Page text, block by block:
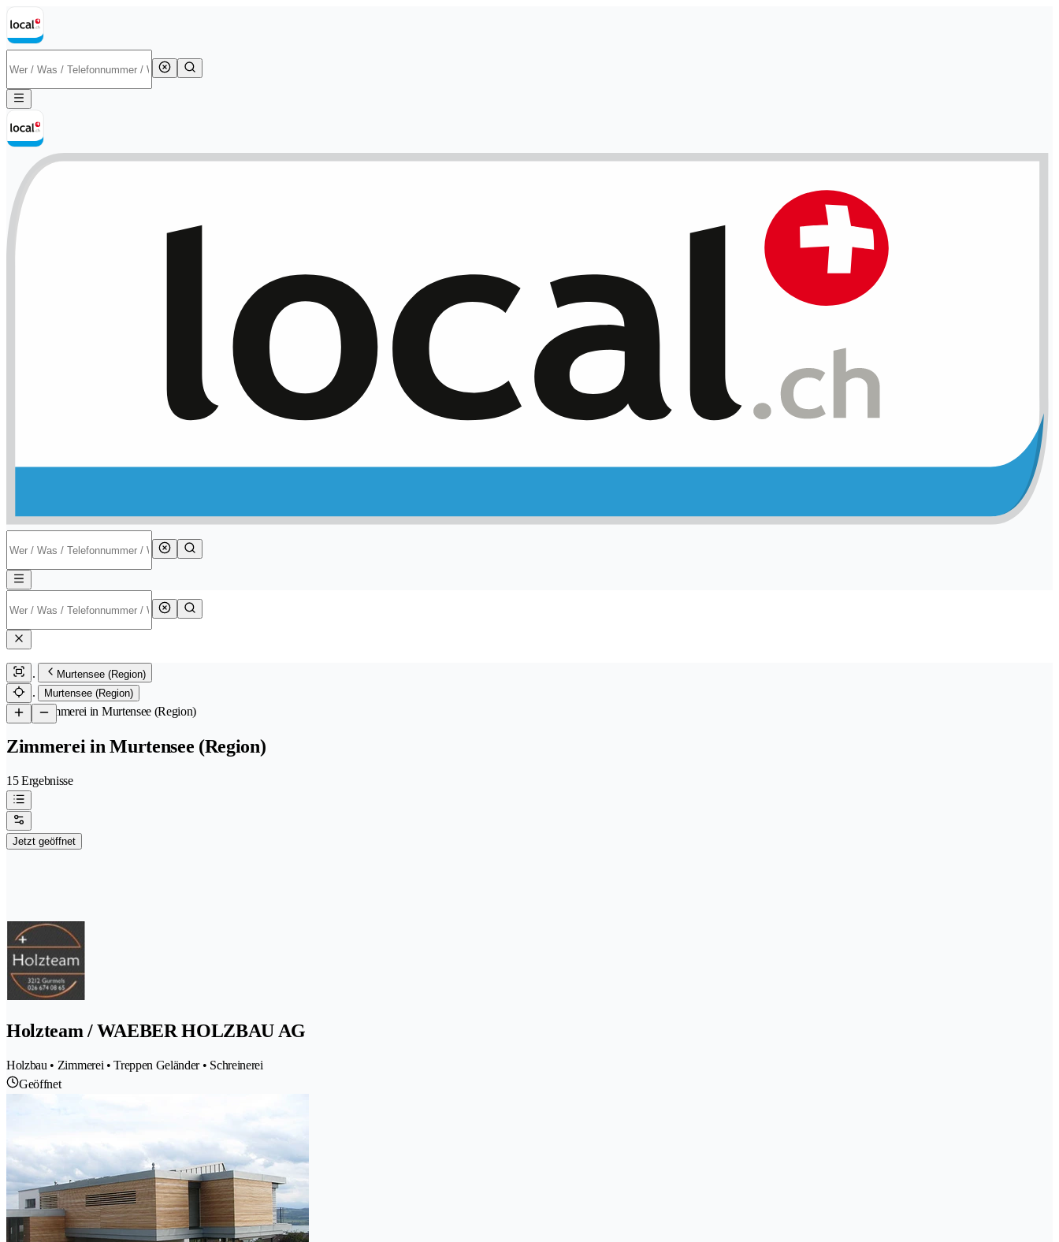
Murtensee (Region)
Murtensee (Region)
/Zimmerei in Murtensee (Region)
Zimmerei in Murtensee (Region)
15 Ergebnisse
Jetzt geöffnet
Holzteam / WAEBER HOLZBAU AG
Holzbau • Zimmerei • Treppen Geländer • Schreinerei
Geöffnet